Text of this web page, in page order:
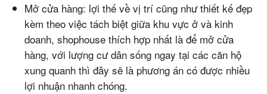
Mở cửa hàng: lợi thế về vị trí cũng như thiết kế đẹp
kèm theo việc tách biệt giữa khu vực ở và kinh
doanh, shophouse thích hợp nhất là để mở cửa
hàng, với lượng cư dân sống ngay tại các căn hộ
xung quanh thì đây sẽ là phương án có được nhiều
lợi nhuận nhanh chóng.